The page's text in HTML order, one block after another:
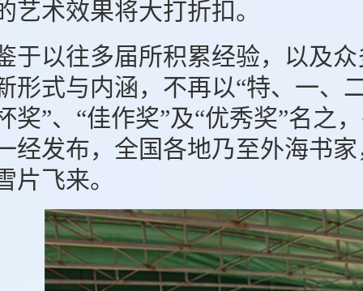
艺术效果将大打折扣。
以往多届所积累经验，以及众
形式与内涵，不再以“特、一、
奖”、“佳作奖”及“优秀奖”名之
经发布，全国各地乃至外海书
片飞来。